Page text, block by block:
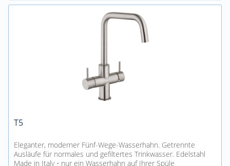
T5
Eleganter, moderner Fünf-Wege-Wasserhahn. Getrennte
Ausläufe für normales und gefiltertes Trinkwasser. Edelstahl
Made in Italy • nur ein Wasserhahn auf Ihrer Spüle